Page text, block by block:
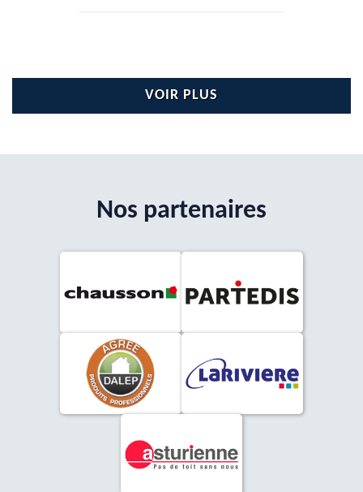
VOIR PLUS
Nos partenaires